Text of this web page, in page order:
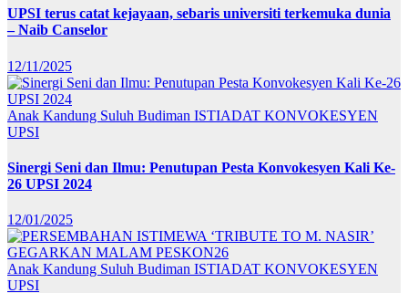
UPSI terus catat kejayaan, sebaris universiti terkemuka dunia
– Naib Canselor
12/11/2025
Anak Kandung Suluh Budiman ISTIADAT KONVOKESYEN
UPSI
Sinergi Seni dan Ilmu: Penutupan Pesta Konvokesyen Kali Ke-
26 UPSI 2024
12/01/2025
Anak Kandung Suluh Budiman ISTIADAT KONVOKESYEN
UPSI